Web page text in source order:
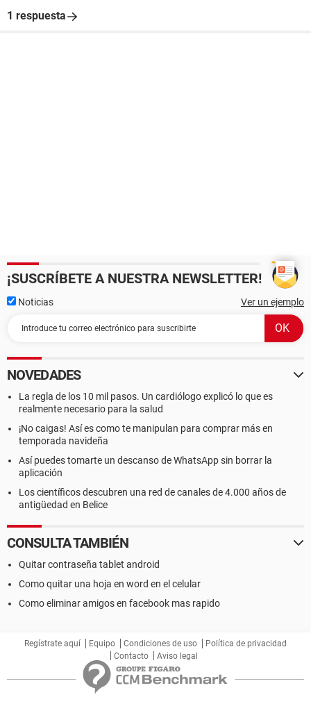
1 respuesta
¡SUSCRÍBETE A NUESTRA NEWSLETTER!
Noticias Ver un ejemplo
NOVEDADES
La regla de los 10 mil pasos. Un cardiólogo explicó lo que es
realmente necesario para la salud
¡No caigas! Así es como te manipulan para comprar más en
temporada navideña
Así puedes tomarte un descanso de WhatsApp sin borrar la
aplicación
Los científicos descubren una red de canales de 4.000 años de
antigüedad en Belice
CONSULTA TAMBIÉN
Quitar contraseña tablet android
Como quitar una hoja en word en el celular
Como eliminar amigos en facebook mas rapido
Regístrate aquí Equipo Condiciones de uso
Política de privacidad
Contacto
Aviso legal